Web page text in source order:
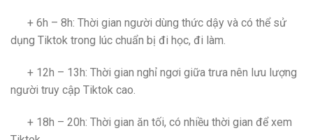
+ 6h – 8h: Thời gian người dùng thức dậy và có thể sử
dụng Tiktok trong lúc chuẩn bị đi học, đi làm.
+ 12h – 13h: Thời gian nghỉ ngơi giữa trưa nên lưu lượng
người truy cập Tiktok cao.
+ 18h – 20h: Thời gian ăn tối, có nhiều thời gian để xem